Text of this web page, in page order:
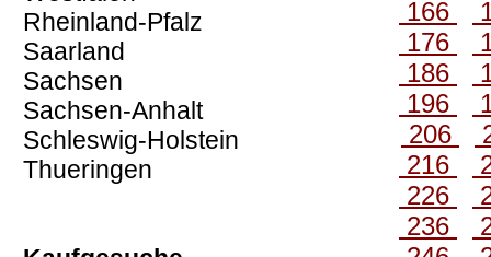
Rheinland-Pfalz
Saarland
Sachsen
Sachsen-Anhalt
Schleswig-Holstein
Thueringen
166
176
186
196
206
216
226
236